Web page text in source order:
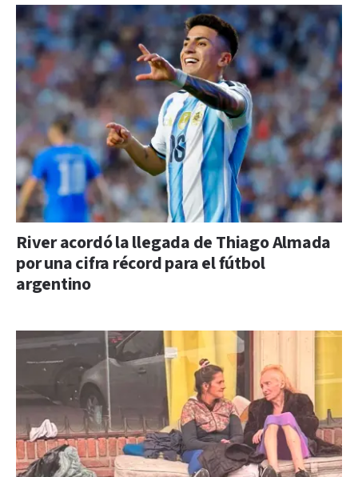
River acordó la llegada de Thiago Almada
por una cifra récord para el fútbol
argentino